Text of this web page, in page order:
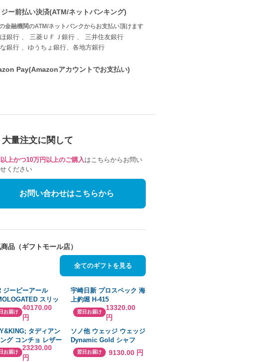
ー前払い決済(ATM/ネットバンキング)
金融機関のATM/ネットバンクからお支払い頂けます
銀行 、 三菱ＵＦＪ銀行 、 三井住友銀行
銀行 、ゆうちょ銀行、各地方銀行
Pay(Amazonアカウントでお支払い)
大量注文に関して
上かつ10万円以上のご購入はこちらからお問い
ください
お問い合わせはこちらから
品（ギフトモール店）
全てのギフトを見る
ジーピーアール
スリッ
ンマフラー NINJA
R KAWASAKI カワサ
お届け
40170.00
円
宇崎日新 プロスペック 海
上釣堀 H-415
翌日お届け
13320.00
円
タディアン
ング コンチョ レザー
折り 財布 ウォレット
クブラウン系
お届け
23230.00
円
ソノ他 ウェッジ ウェッジ
Dynamic Gold シャフ
ト：Dynamic Gold
翌日お届け 9130.00 円